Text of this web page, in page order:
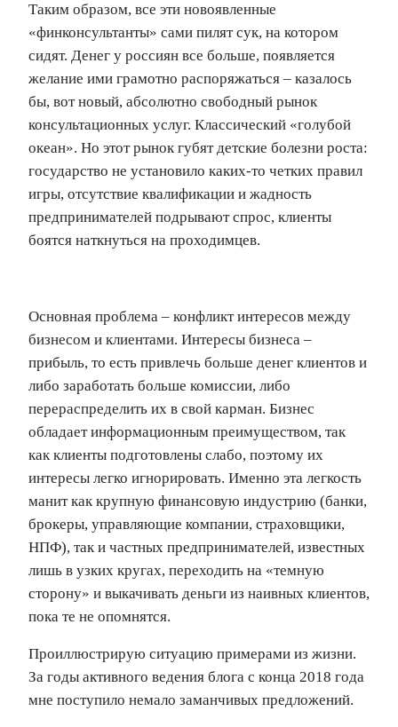
Таким образом, все эти новоявленные
«финконсультанты» сами пилят сук, на котором
сидят. Денег у россиян все больше, появляется
желание ими грамотно распоряжаться – казалось
бы, вот новый, абсолютно свободный рынок
консультационных услуг. Классический «голубой
океан». Но этот рынок губят детские болезни роста:
государство не установило каких-то четких правил
игры, отсутствие квалификации и жадность
предпринимателей подрывают спрос, клиенты
боятся наткнуться на проходимцев.
Основная проблема – конфликт интересов между
бизнесом и клиентами. Интересы бизнеса –
прибыль, то есть привлечь больше денег клиентов и
либо заработать больше комиссии, либо
перераспределить их в свой карман. Бизнес
обладает информационным преимуществом, так
как клиенты подготовлены слабо, поэтому их
интересы легко игнорировать. Именно эта легкость
манит как крупную финансовую индустрию (банки,
брокеры, управляющие компании, страховщики,
НПФ), так и частных предпринимателей, известных
лишь в узких кругах, переходить на «темную
сторону» и выкачивать деньги из наивных клиентов,
пока те не опомнятся.
Проиллюстрирую ситуацию примерами из жизни.
За годы активного ведения блога с конца 2018 года
мне поступило немало заманчивых предложений.